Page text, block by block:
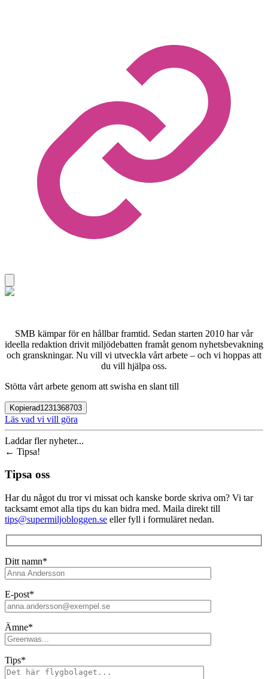
SMB kämpar för en hållbar framtid. Sedan starten 2010 har vår
ideella redaktion drivit miljödebatten framåt genom nyhetsbevakning
och granskningar. Nu vill vi utveckla vårt arbete – och vi hoppas att
du vill hjälpa oss.
Stötta vårt arbete genom att swisha en slant till
Kopierad1231368703
Läs vad vi vill göra
Laddar fler nyheter...
← Tipsa!
Tipsa oss
Har du något du tror vi missat och kanske borde skriva om? Vi tar
tacksamt emot alla tips du kan bidra med. Maila direkt till
tips@supermiljobloggen.se eller fyll i formuläret nedan.
Ditt namn*
E-post*
Ämne*
Tips*